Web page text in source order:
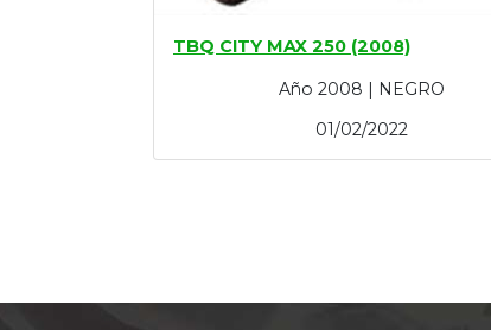
TBQ CITY MAX 250 (2008)
Año 2008 | NEGRO
01/02/2022